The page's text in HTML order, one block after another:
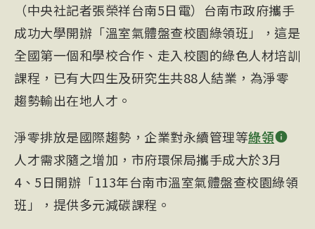
（中央社記者張榮祥台南5日電）台南市政府攜手
成功大學開辦「溫室氣體盤查校園綠領班」，這是
全國第一個和學校合作、走入校園的綠色人材培訓
課程，已有大四生及研究生共88人結業，為淨零
趨勢輸出在地人才。
淨零排放是國際趨勢，企業對永續管理等綠領
人才需求隨之增加，市府環保局攜手成大於3月
4、5日開辦「113年台南市溫室氣體盤查校園綠領
班」，提供多元減碳課程。